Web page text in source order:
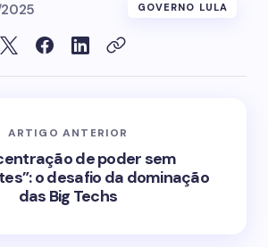
GOVERNO LULA
ARTIGO ANTERIOR
de poder sem
o desafio da dominação
das Big Techs